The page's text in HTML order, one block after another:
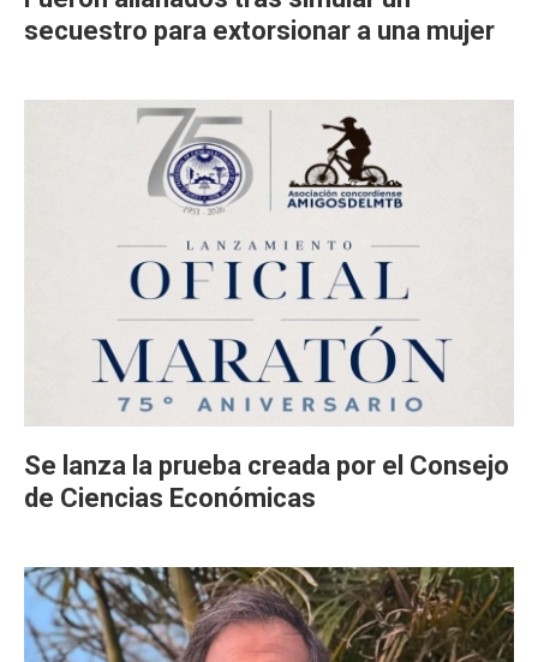
secuestro para extorsionar a una mujer
Se lanza la prueba creada por el Consejo
de Ciencias Económicas